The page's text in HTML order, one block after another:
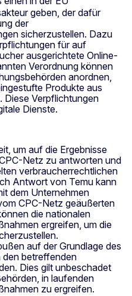
geben, der dafür
der
sicherzustellen. Dazu
für auf
ausgerichtete Online-
Verordnung können
anordnen,
Produkte aus
Diese Verpflichtungen
Dienste.
um auf die Ergebnisse
Netz zu antworten und
verbraucherrechtlichen
Antwort von Temu kann
dem Unternehmen
CPC-Netz geäußerten
die nationalen
ergreifen, um die
auf der Grundlage des
den betreffenden
Dies gilt unbeschadet
in laufenden
zu ergreifen.